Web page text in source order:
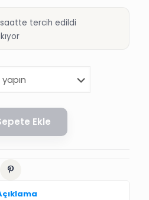
tercih edildi
Ekle